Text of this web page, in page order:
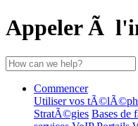
Appeler Ã
Commencer
Utiliser vos
StratÃ©gies Bases de